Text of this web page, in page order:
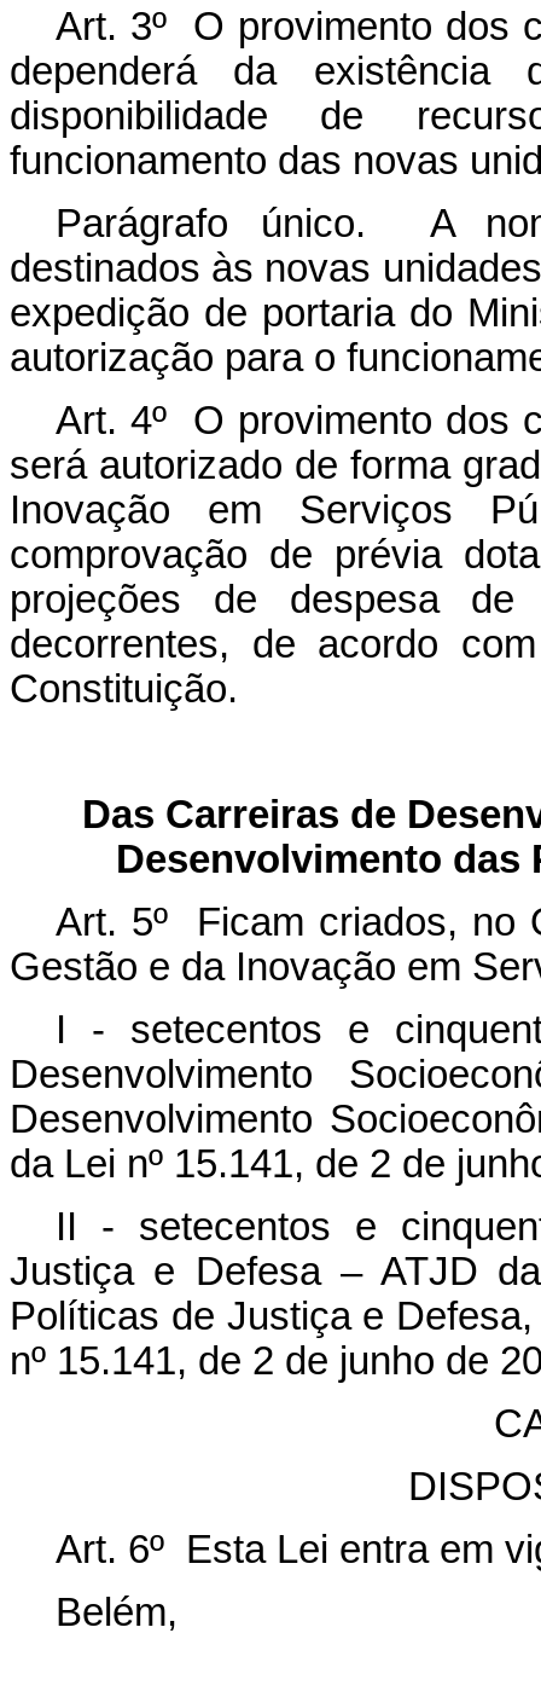
Art. 3º O provimento dos
dependerá da existência
disponibilidade de
funcionamento das novas
Parágrafo único. A
destinados às novas
expedição de portaria do
autorização para o
Art. 4º O provimento dos
será autorizado de forma
Inovação em Serviços
comprovação de prévia
projeções de despesa
decorrentes, de acordo
Constituição.
Das Carreiras de
Desenvolvimento das
Art. 5º Ficam criados, no
Gestão e da Inovação em
I - setecentos e
Desenvolvimento
Desenvolvimento
da Lei nº 15.141, de 2 de
II - setecentos e
Justiça e Defesa – ATJD
Políticas de Justiça e
nº 15.141, de 2 de junho de
Art. 6º Esta Lei entra em
Belém,